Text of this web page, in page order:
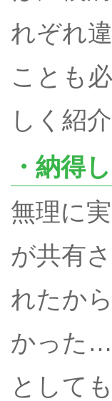
れぞれ
ことも
しく紹
・納得
無理に
が共有
れたか
かった…
として